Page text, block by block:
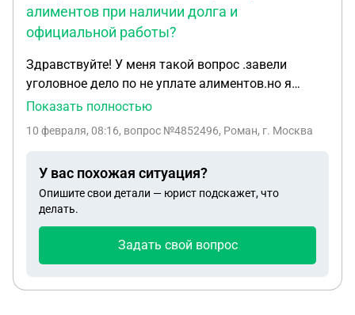
алиментов при наличии долга и
официальной работы?
Здравствуйте! У меня такой вопрос .завели
уголовное дело по не уплате алиментов.но я
частично платил по 15000 вместо 25000 то был
официально на работу.вопрос что мне грозит?
Показать полностью
10 февраля, 08:16, вопрос №4852496, Роман, г. Москва
У вас похожая ситуация?
Опишите свои детали — юрист подскажет, что
делать.
Задать свой вопрос